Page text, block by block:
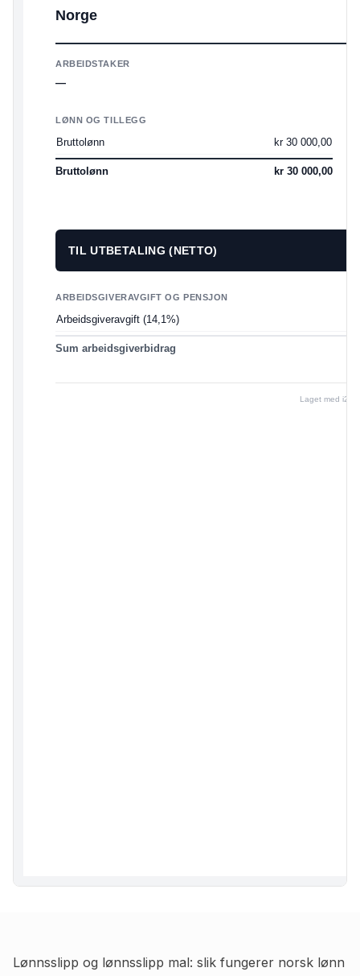
Norge
ARBEIDSTAKER
—
LØNN OG TILLEGG
Bruttolønn kr 30 000,00
Bruttolønn kr 30 000,00
TIL UTBETALING (NETTO)
ARBEIDSGIVERAVGIFT OG PENSJON
Arbeidsgiveravgift (14,1%)
Sum arbeidsgiverbidrag
Laget med
Lønnsslipp og lønnsslipp mal: slik fungerer norsk lønn